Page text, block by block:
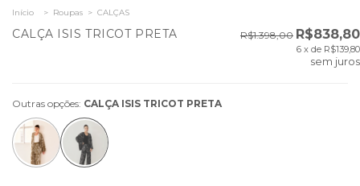
Início > Roupas > CALÇAS
CALÇA ISIS TRICOT PRETA R$1.398,00 R$838,80
6 x de R$139,80
sem juros
Outras opções: CALÇA ISIS TRICOT PRETA